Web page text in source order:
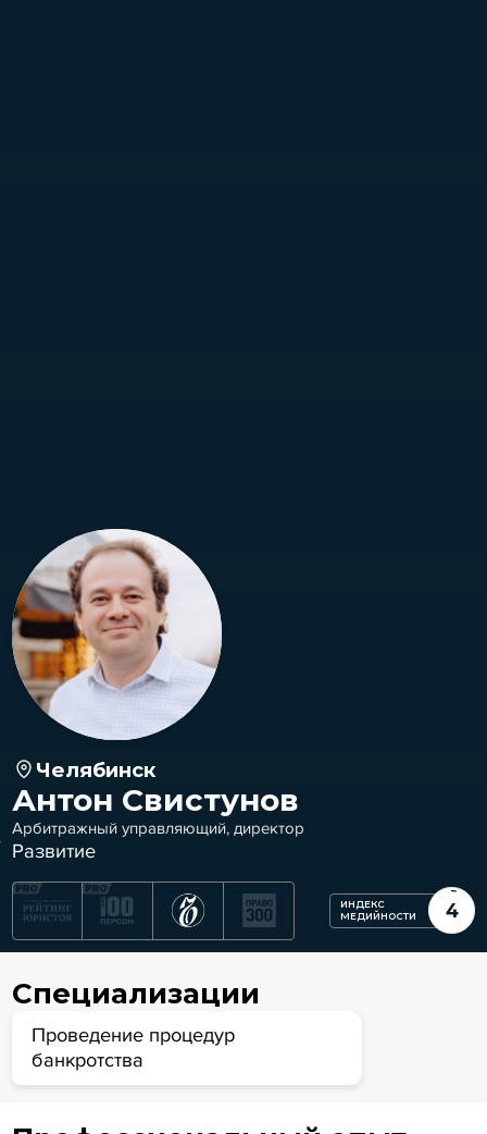
Челябинск
Антон Свистунов
Арбитражный управляющий, директор
Развитие
ИНДЕКС
МЕДИЙНОСТИ
4
Специализации
Проведение процедур
банкротства